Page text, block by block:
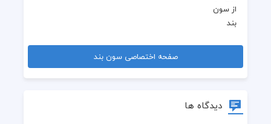
صفحه اختصاصی سون بند
دیدگاه ها